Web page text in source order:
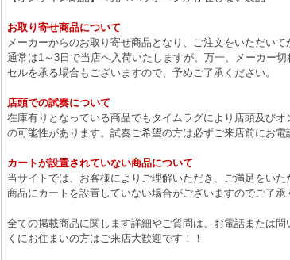
お取り寄せ商品について
メーカーからのお取り寄せ商品となり、ご注文をいただいて
通常は1～3日で当店へ入荷いたしますが、万一、メーカー
セルを承る場合もございますので、予めご了承ください。
店頭での試奏について
在庫有りとなっている商品でもタイムラグにより店頭及び
の可能性があります。試奏ご希望の方は必ずご来店前にお電
カートが設置されていない商品について
当サイトでは、お客様によりご理解いただき、ご満足をい
商品にカートを設置していない場合がございますのでご了承
全ての掲載商品に関します詳細やご質問は、お電話または
くにお住まいの方はご来店大歓迎です！！